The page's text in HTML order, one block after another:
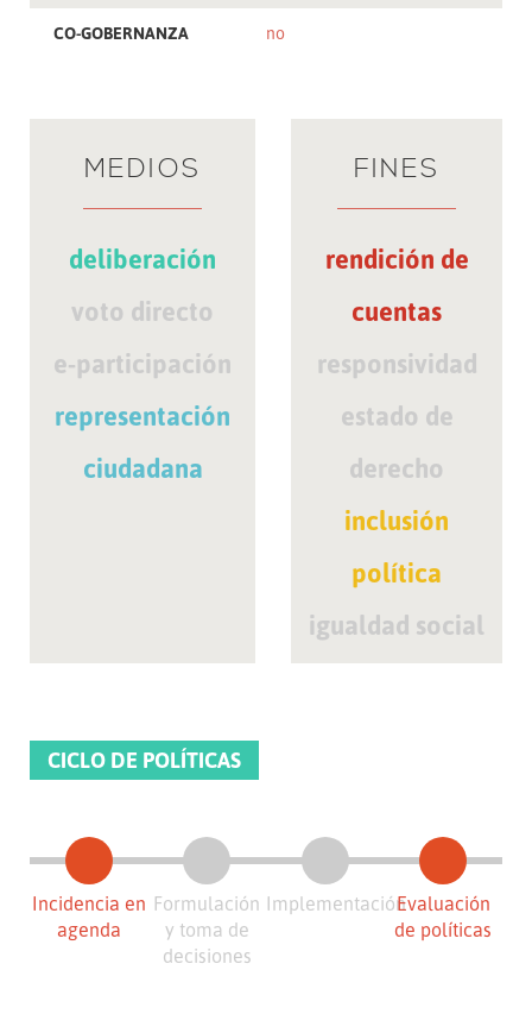
CO-GOBERNANZA no
MEDIOS
deliberación
voto directo
e-participación
representación
ciudadana
FINES
rendición de
cuentas
responsividad
estado de
derecho
inclusión
política
igualdad social
CICLO DE POLÍTICAS
Incidencia en
agenda
Formulación
y toma de
decisiones
ImplementaciónEvaluación
de políticas